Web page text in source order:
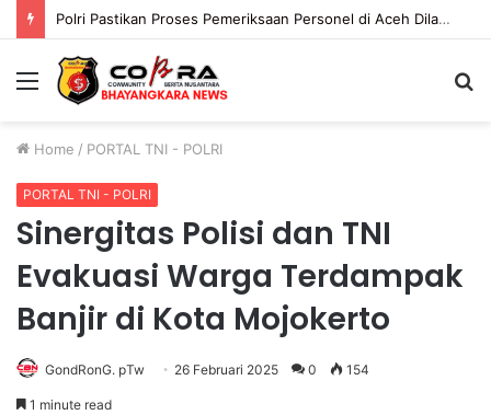
Polri Pastikan Proses Pemeriksaan Personel di Aceh Dilaksanakan Secara Profesional dan Transparan
Menu
Home / PORTAL TNI - POLRI
PORTAL TNI - POLRI
Sinergitas Polisi dan TNI
Evakuasi Warga Terdampak
Banjir di Kota Mojokerto
GondRonG. pTw 26 Februari 2025 0 154
1 minute read